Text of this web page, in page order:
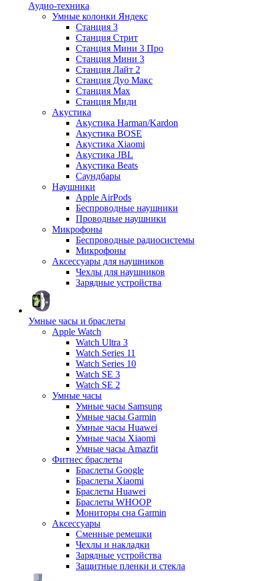
Аудио-техника
Умные колонки Яндекс
Станция 3
Станция Стрит
Станция Мини 3 Про
Станция Мини 3
Станция Лайт 2
Станция Дуо Макс
Станция Max
Станция Миди
Акустика
Акустика Harman/Kardon
Акустика BOSE
Акустика Xiaomi
Акустика JBL
Акустика Beats
Саундбары
Наушники
Apple AirPods
Беспроводные наушники
Проводные наушники
Микрофоны
Беспроводные радиосистемы
Микрофоны
Аксессуары для наушников
Чехлы для наушников
Зарядные устройства
Умные часы и браслеты
Apple Watch
Watch Ultra 3
Watch Series 11
Watch Series 10
Watch SE 3
Watch SE 2
Умные часы
Умные часы Samsung
Умные часы Garmin
Умные часы Huawei
Умные часы Xiaomi
Умные часы Amazfit
Фитнес браслеты
Браслеты Google
Браслеты Xiaomi
Браслеты Huawei
Браслеты WHOOP
Мониторы сна Garmin
Аксессуары
Сменные ремешки
Чехлы и накладки
Зарядные устройства
Защитные пленки и стекла